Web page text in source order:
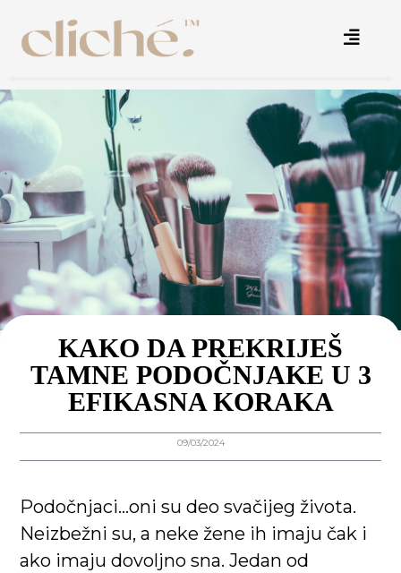
KAKO DA PREKRIJEŠ
TAMNE PODOČNJAKE U 3
EFIKASNA KORAKA
09/03/2024
Podočnjaci…oni su deo svačijeg života.
Neizbežni su, a neke žene ih imaju čak i
ako imaju dovoljno sna. Jedan od